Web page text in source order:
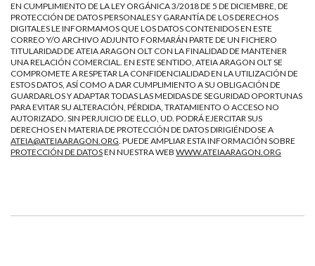
EN CUMPLIMIENTO DE LA LEY ORGÁNICA 3/2018 DE 5 DE DICIEMBRE, DE
PROTECCIÓN DE DATOS PERSONALES Y GARANTÍA DE LOS DERECHOS
DIGITALES LE INFORMAMOS QUE LOS DATOS CONTENIDOS EN ESTE
CORREO Y/O ARCHIVO ADJUNTO FORMARÁN PARTE DE UN FICHERO
TITULARIDAD DE ATEIA ARAGON OLT CON LA FINALIDAD DE MANTENER
UNA RELACIÓN COMERCIAL. EN ESTE SENTIDO, ATEIA ARAGON OLT SE
COMPROMETE A RESPETAR LA CONFIDENCIALIDAD EN LA UTILIZACIÓN DE
ESTOS DATOS, ASÍ COMO A DAR CUMPLIMIENTO A SU OBLIGACIÓN DE
GUARDARLOS Y ADAPTAR TODAS LAS MEDIDAS DE SEGURIDAD OPORTUNAS
PARA EVITAR SU ALTERACIÓN, PÉRDIDA, TRATAMIENTO O ACCESO NO
AUTORIZADO. SIN PERJUICIO DE ELLO, UD. PODRÁ EJERCITAR SUS
DERECHOS EN MATERIA DE PROTECCIÓN DE DATOS DIRIGIÉNDOSE A
ATEIA@ATEIAARAGON.ORG. PUEDE AMPLIAR ESTA INFORMACIÓN SOBRE
PROTECCIÓN DE DATOSEN NUESTRA WEB WWW.ATEIAARAGON.ORG